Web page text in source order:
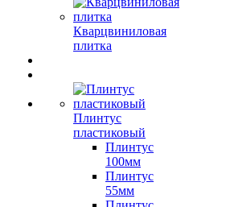
Кварцвиниловая
плитка
Плинтус
пластиковый
Плинтус
100мм
Плинтус
55мм